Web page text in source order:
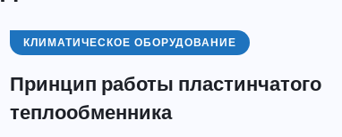
КЛИМАТИЧЕСКОЕ ОБОРУДОВАНИЕ
Принцип работы пластинчатого
теплообменника